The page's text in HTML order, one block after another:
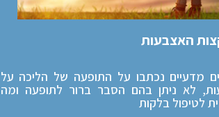
האצבעות
מדעיים נכתבו על התופעה של הליכה על
לא ניתן בהם הסבר ברור לתופעה ומה
לטיפול בלקות